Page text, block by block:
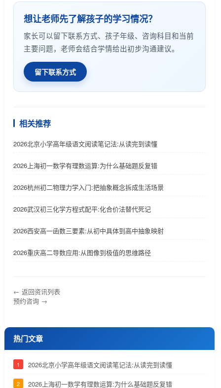
想让老师先了解孩子的学习情况？
家长可以留下联系方式、孩子年级、咨询科目和当前
主要问题，老师会结合学情给出初步沟通建议。
留下联系方式
相关推荐
2026北京小学高年级语文阅读笔记法:从读完到读懂
2026上海初一数学有理数运算:为什么基础题反复错
2026杭州初二物理力学入门:把抽象概念拆成生活场景
2026武汉初三化学方程式配平:化合价法替代死记
2026西安高一函数三要素:从初中具体到高中抽象映射
2026重庆高二导数应用:从图像到极值的思维路径
← 返回资讯列表
预约咨询 →
热门文章
1 2026北京小学高年级语文阅读笔记法:从读完到读懂
2 2026上海初一数学有理数运算:为什么基础题反复错